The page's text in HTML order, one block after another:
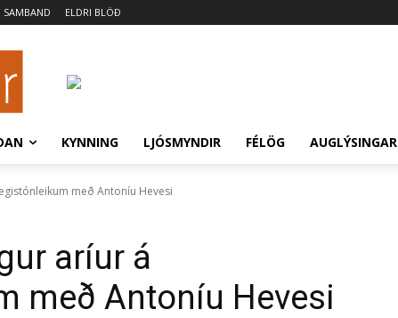
SAMBAND ELDRI BLÖÐ
KYNNING LJÓSMYNDIR FÉLÖG AUGLÝSINGAR
með Antoníu Hevesi
aríur á
með Antoníu Hevesi